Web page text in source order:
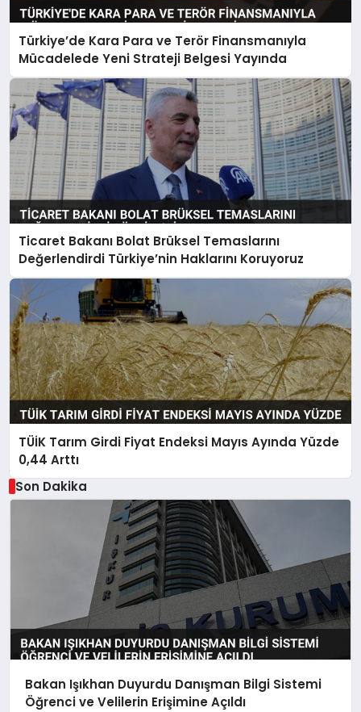
Türkiye’de Kara Para ve Terör Finansmanıyla
Mücadelede Yeni Strateji Belgesi Yayında
Ticaret Bakanı Bolat Brüksel Temaslarını
Değerlendirdi Türkiye’nin Haklarını Koruyoruz
TÜİK Tarım Girdi Fiyat Endeksi Mayıs Ayında Yüzde
0,44 Arttı
Son Dakika
Bakan Işıkhan Duyurdu Danışman Bilgi Sistemi
Öğrenci ve Velilerin Erişimine Açıldı